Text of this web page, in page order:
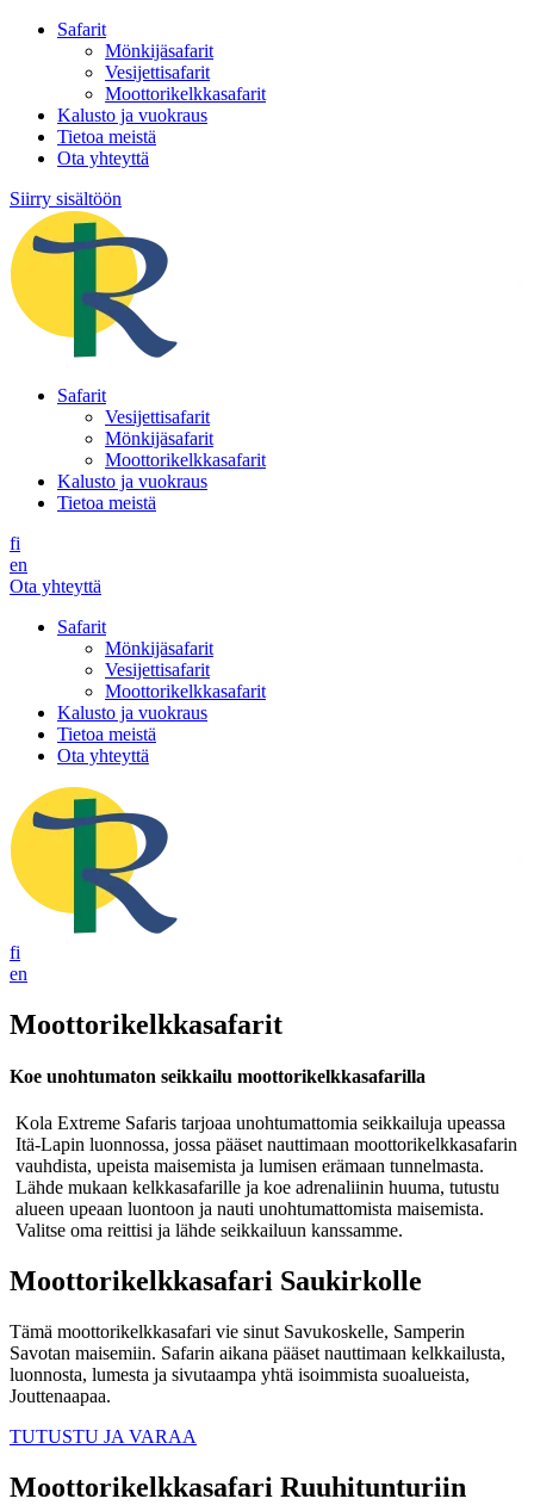
Safarit
Mönkijäsafarit
Vesijettisafarit
Moottorikelkkasafarit
Kalusto ja vuokraus
Tietoa meistä
Ota yhteyttä
Siirry sisältöön
Safarit
Vesijettisafarit
Mönkijäsafarit
Moottorikelkkasafarit
Kalusto ja vuokraus
Tietoa meistä
fi
en
Ota yhteyttä
Safarit
Mönkijäsafarit
Vesijettisafarit
Moottorikelkkasafarit
Kalusto ja vuokraus
Tietoa meistä
Ota yhteyttä
fi
en
Moottorikelkkasafarit
Koe unohtumaton seikkailu moottorikelkkasafarilla
Kola Extreme Safaris tarjoaa unohtumattomia seikkailuja upeassa
Itä-Lapin luonnossa, jossa pääset nauttimaan moottorikelkkasafarin
vauhdista, upeista maisemista ja lumisen erämaan tunnelmasta.
Lähde mukaan kelkkasafarille ja koe adrenaliinin huuma, tutustu
alueen upeaan luontoon ja nauti unohtumattomista maisemista.
Valitse oma reittisi ja lähde seikkailuun kanssamme.
Moottorikelkkasafari Saukirkolle
Tämä moottorikelkkasafari vie sinut Savukoskelle, Samperin
Savotan maisemiin. Safarin aikana pääset nauttimaan kelkkailusta,
luonnosta, lumesta ja sivutaampa yhtä isoimmista suoalueista,
Jouttenaapaa.
TUTUSTU JA VARAA
Moottorikelkkasafari Ruuhitunturiin